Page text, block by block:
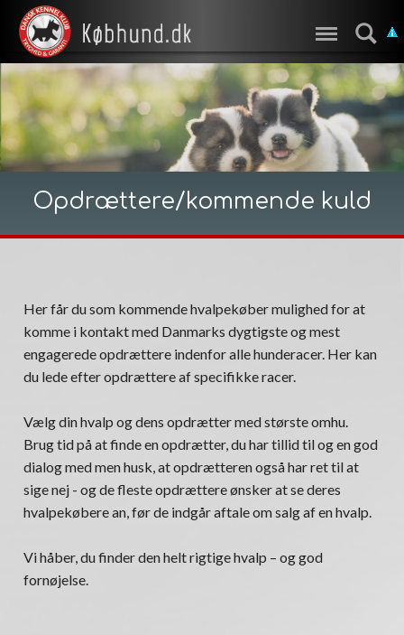
Opdrættere/kommende kuld
Her får du som kommende hvalpekøber mulighed for at
komme i kontakt med Danmarks dygtigste og mest
engagerede opdrættere indenfor alle hunderacer. Her kan
du lede efter opdrættere af specifikke racer.
Vælg din hvalp og dens opdrætter med største omhu.
Brug tid på at finde en opdrætter, du har tillid til og en god
dialog med men husk, at opdrætteren også har ret til at
sige nej - og de fleste opdrættere ønsker at se deres
hvalpekøbere an, før de indgår aftale om salg af en hvalp.
Vi håber, du finder den helt rigtige hvalp – og god
fornøjelse.